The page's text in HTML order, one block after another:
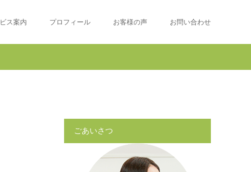
ス案内 プロフィール お客様の声 お問い合わせ
ごあいさつ